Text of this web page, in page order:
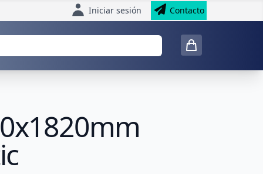
Iniciar sesión Contacto